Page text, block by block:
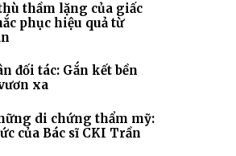
thầm lặng của giấc
phục hiệu quả từ
đối tác: Gắn kết bền
xa
di chứng thẩm mỹ:
của Bác sĩ CKI Trần